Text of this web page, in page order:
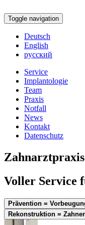
Toggle navigation
Deutsch
English
русский
Service
Implantologie
Team
Praxis
Notfall
News
Kontakt
Datenschutz
Voller Service
Prävention =
Rekonstruktion =